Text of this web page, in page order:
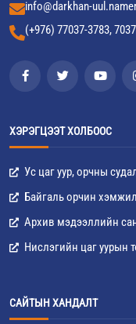
info@darkhan-
(+976) 77037-3783,
ХЭРЭГЦЭЭТ ХОЛБООС
Ус цаг уур, орчны
Байгаль орчин
Архив мэдээллийн
Нислэгийн цаг уурын
САЙТЫН ХАНДАЛТ